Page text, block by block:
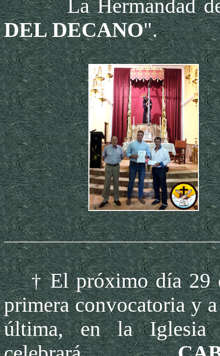
La Hermandad del
DEL DECANO".
† El próximo día 29
primera convocatoria y
última, en la Iglesia